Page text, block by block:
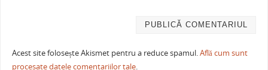
Acest site folosește Akismet pentru a reduce spamul.Află cum sunt
procesate datele comentariilor tale.